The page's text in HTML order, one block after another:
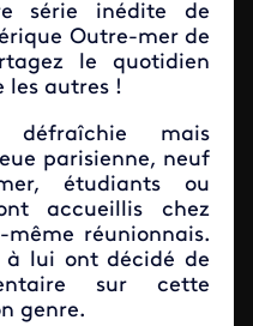
série inédite de
Outre-mer de
le quotidien
les autres !
mais
parisienne, neuf
étudiants ou
accueillis chez
réunionnais.
à lui ont décidé de
sur cette
genre.